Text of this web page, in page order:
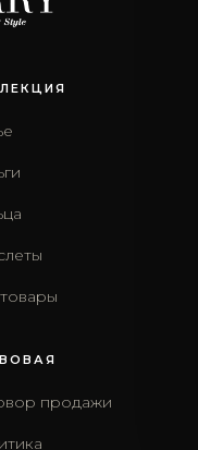
продажи